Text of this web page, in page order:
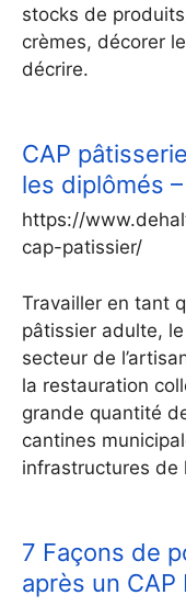
stocks de
crèmes, décorer
décrire.
CAP
les diplômés
https://
cap-patissier/
Travailler en tant
pâtissier adulte,
secteur de
la restauration
grande quantité
cantines
infrastructures de
7 Façons de
après un CAP